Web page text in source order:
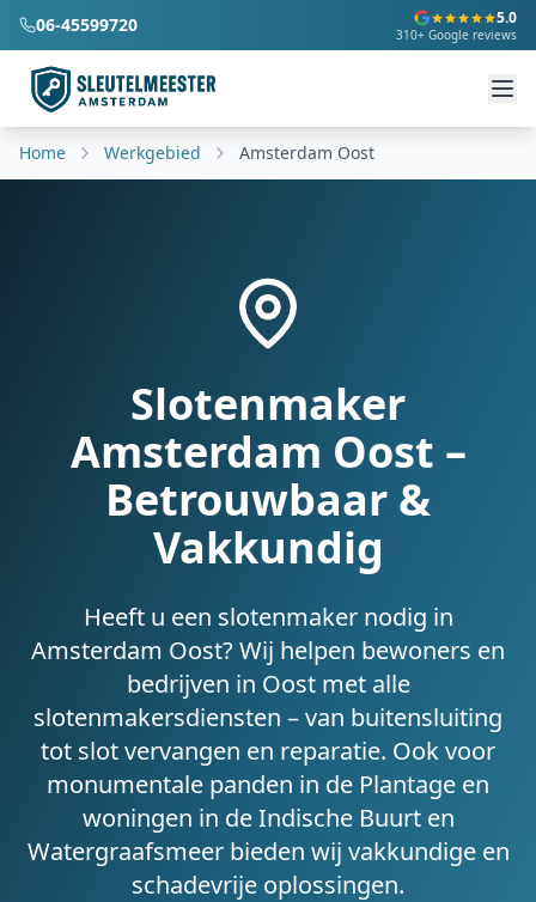
06-45599720 5.0
310+ Google reviews
Home Werkgebied Amsterdam Oost
Slotenmaker
Amsterdam Oost –
Betrouwbaar &
Vakkundig
Heeft u een slotenmaker nodig in
Amsterdam Oost? Wij helpen bewoners en
bedrijven in Oost met alle
slotenmakersdiensten – van buitensluiting
tot slot vervangen en reparatie. Ook voor
monumentale panden in de Plantage en
woningen in de Indische Buurt en
Watergraafsmeer bieden wij vakkundige en
schadevrije oplossingen.